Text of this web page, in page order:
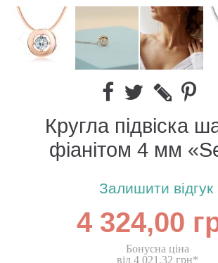
Кругла підвіска
фіанітом 4 мм
Залишити відгук
4 324,00
Бонусна ціна
від 4 021,32 грн*